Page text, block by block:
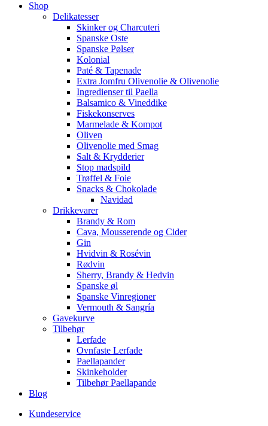
Shop
Delikatesser
Skinker og Charcuteri
Spanske Oste
Spanske Pølser
Kolonial
Paté & Tapenade
Extra Jomfru Olivenolie & Olivenolie
Ingredienser til Paella
Balsamico & Vineddike
Fiskekonserves
Marmelade & Kompot
Oliven
Olivenolie med Smag
Salt & Krydderier
Stop madspild
Trøffel & Foie
Snacks & Chokolade
Navidad
Drikkevarer
Brandy & Rom
Cava, Mousserende og Cider
Gin
Hvidvin & Rosévin
Rødvin
Sherry, Brandy & Hedvin
Spanske øl
Spanske Vinregioner
Vermouth & Sangría
Gavekurve
Tilbehør
Lerfade
Ovnfaste Lerfade
Paellapander
Skinkeholder
Tilbehør Paellapande
Blog
Kundeservice